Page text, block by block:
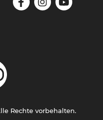
Rechte vorbehalten.